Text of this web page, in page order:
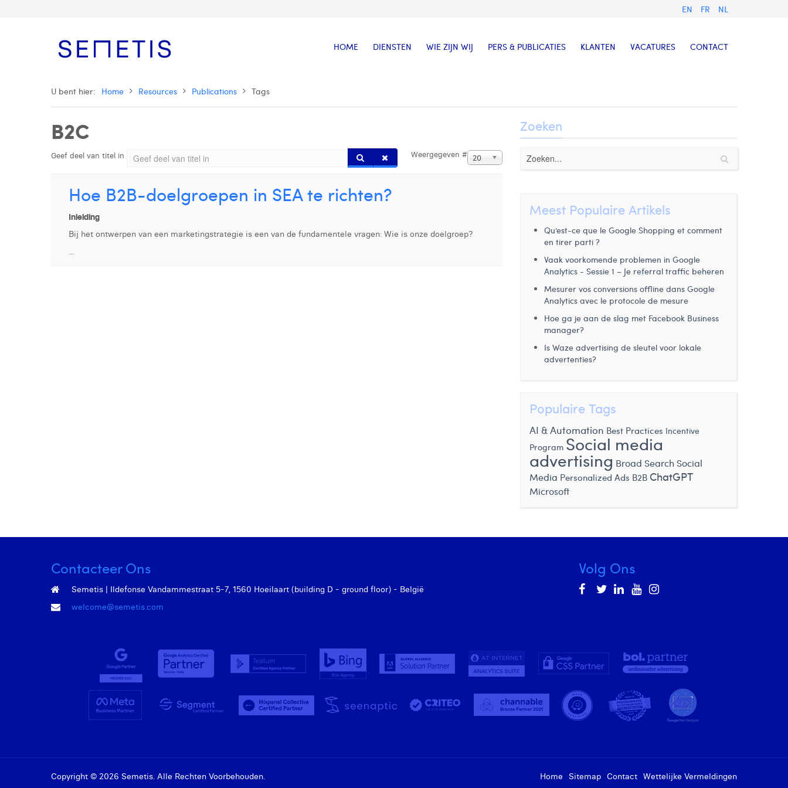
EN FR NL
HOME DIENSTEN WIE ZIJN WIJ PERS & PUBLICATIES KLANTEN VACATURES CONTACT
U bent hier: Home Resources Publications Tags
B2C
Geef deel van titel in Weergegeven # 20
Hoe B2B-doelgroepen in SEA te richten?
Inleiding
Bij het ontwerpen van een marketingstrategie is een van de fundamentele vragen: Wie is onze doelgroep?
...
Zoeken
Meest Populaire Artikels
Qu’est-ce que le Google Shopping et comment
en tirer parti ?
Vaak voorkomende problemen in Google
Analytics - Sessie 1 – Je referral traffic beheren
Mesurer vos conversions offline dans Google
Analytics avec le protocole de mesure
Hoe ga je aan de slag met Facebook Business
manager?
Is Waze advertising de sleutel voor lokale
advertenties?
Populaire Tags
AI & Automation Best Practices Incentive
Program Social media
advertising Broad Search Social
Media Personalized Ads B2B ChatGPT
Microsoft
Contacteer Ons
Semetis | Ildefonse Vandammestraat 5-7, 1560 Hoeilaart (building D - ground floor) - België
welcome@semetis.com
Volg Ons
Copyright © 2026 Semetis. Alle Rechten Voorbehouden. Home Sitemap Contact Wettelijke Vermeldingen